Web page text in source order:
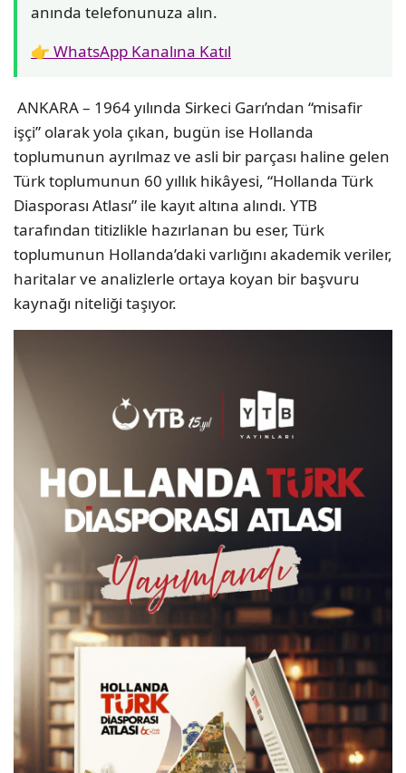
anında telefonunuza alın.
👉 WhatsApp Kanalına Katıl
ANKARA – 1964 yılında Sirkeci Garı’ndan “misafir
işçi” olarak yola çıkan, bugün ise Hollanda
toplumunun ayrılmaz ve asli bir parçası haline gelen
Türk toplumunun 60 yıllık hikâyesi, “Hollanda Türk
Diasporası Atlası” ile kayıt altına alındı. YTB
tarafından titizlikle hazırlanan bu eser, Türk
toplumunun Hollanda’daki varlığını akademik veriler,
haritalar ve analizlerle ortaya koyan bir başvuru
kaynağı niteliği taşıyor.